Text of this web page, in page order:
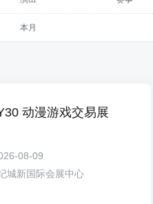
本月
动漫游戏交易展
08-09
城新国际会展中心